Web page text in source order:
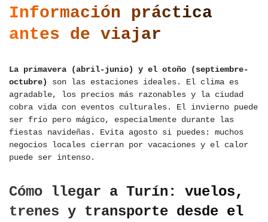
Información práctica
antes de viajar
La primavera (abril-junio) y el otoño (septiembre-
octubre)
son las estaciones ideales. El clima es
agradable, los precios más razonables y la ciudad
cobra vida con eventos culturales. El invierno puede
ser frío pero mágico, especialmente durante las
fiestas navideñas. Evita agosto si puedes: muchos
negocios locales cierran por vacaciones y el calor
puede ser intenso.
Cómo llegar a Turín: vuelos,
trenes y transporte desde el